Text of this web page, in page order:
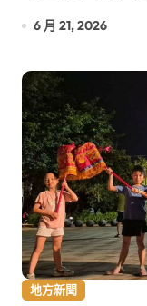
6 月 21, 2026
地方新聞